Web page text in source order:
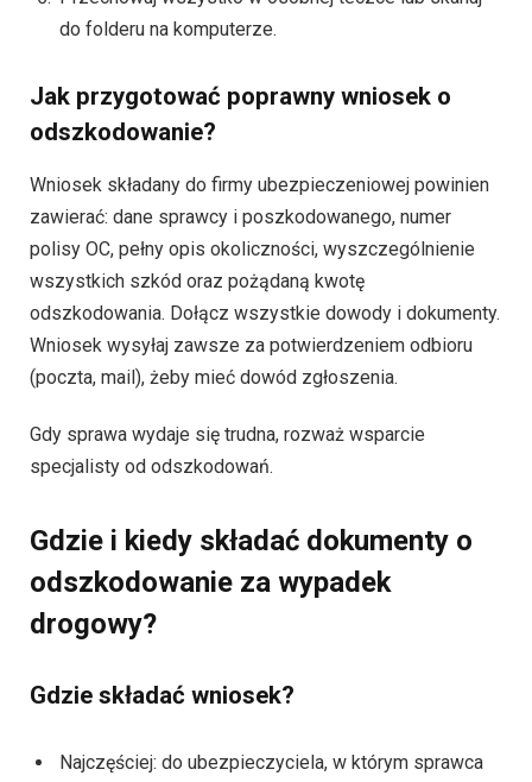
do folderu na komputerze.
Jak przygotować poprawny wniosek o
odszkodowanie?
Wniosek składany do firmy ubezpieczeniowej powinien
zawierać: dane sprawcy i poszkodowanego, numer
polisy OC, pełny opis okoliczności, wyszczególnienie
wszystkich szkód oraz pożądaną kwotę
odszkodowania. Dołącz wszystkie dowody i dokumenty.
Wniosek wysyłaj zawsze za potwierdzeniem odbioru
(poczta, mail), żeby mieć dowód zgłoszenia.
Gdy sprawa wydaje się trudna, rozważ wsparcie
specjalisty od odszkodowań.
Gdzie i kiedy składać dokumenty o
odszkodowanie za wypadek
drogowy?
Gdzie składać wniosek?
Najczęściej: do ubezpieczyciela, w którym sprawca